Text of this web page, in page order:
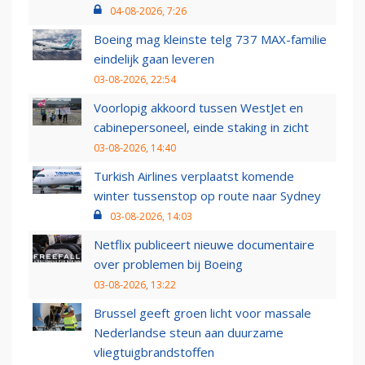
04-08-2026, 7:26
Boeing mag kleinste telg 737 MAX-familie
eindelijk gaan leveren
03-08-2026, 22:54
Voorlopig akkoord tussen WestJet en
cabinepersoneel, einde staking in zicht
03-08-2026, 14:40
Turkish Airlines verplaatst komende
winter tussenstop op route naar Sydney
03-08-2026, 14:03
Netflix publiceert nieuwe documentaire
over problemen bij Boeing
03-08-2026, 13:22
Brussel geeft groen licht voor massale
Nederlandse steun aan duurzame
vliegtuigbrandstoffen